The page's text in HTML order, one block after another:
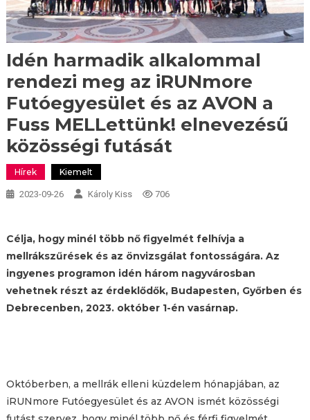
Idén harmadik alkalommal
rendezi meg az iRUNmore
Futóegyesület és az AVON a
Fuss MELLettünk! elnevezésű
közösségi futását
Hírek Kiemelt
2023-09-26 Károly Kiss 706
Célja, hogy minél több nő figyelmét felhívja a
mellrákszűrések és az önvizsgálat fontosságára. Az
ingyenes programon idén három nagyvárosban
vehetnek részt az érdeklődők, Budapesten, Győrben és
Debrecenben, 2023. október 1-én vasárnap.
Októberben, a mellrák elleni küzdelem hónapjában, az
iRUNmore Futóegyesület és az AVON ismét közösségi